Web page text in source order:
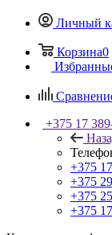
Личный
Корзина0
+375 17
+375
+375
+375
+375